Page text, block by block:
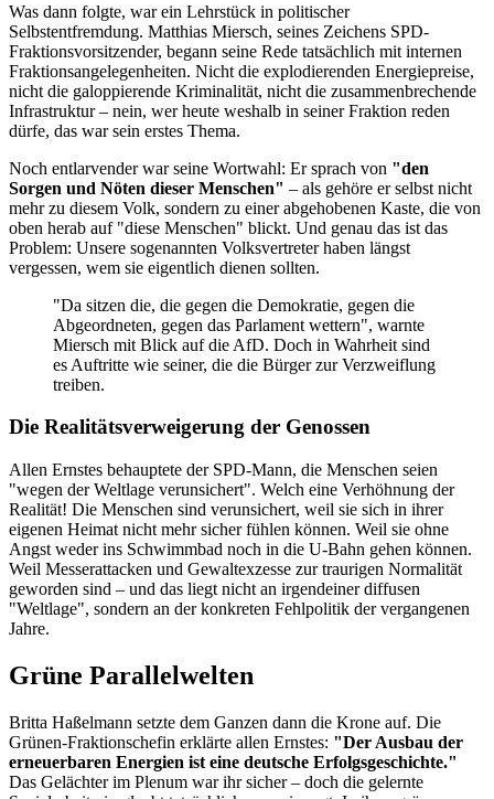
Was dann folgte, war ein Lehrstück in politischer
Selbstentfremdung. Matthias Miersch, seines Zeichens SPD-
Fraktionsvorsitzender, begann seine Rede tatsächlich mit internen
Fraktionsangelegenheiten. Nicht die explodierenden Energiepreise,
nicht die galoppierende Kriminalität, nicht die zusammenbrechende
Infrastruktur – nein, wer heute weshalb in seiner Fraktion reden
dürfe, das war sein erstes Thema.
Noch entlarvender war seine Wortwahl: Er sprach von "den
Sorgen und Nöten dieser Menschen" – als gehöre er selbst nicht
mehr zu diesem Volk, sondern zu einer abgehobenen Kaste, die von
oben herab auf "diese Menschen" blickt. Und genau das ist das
Problem: Unsere sogenannten Volksvertreter haben längst
vergessen, wem sie eigentlich dienen sollten.
"Da sitzen die, die gegen die Demokratie, gegen die
Abgeordneten, gegen das Parlament wettern", warnte
Miersch mit Blick auf die AfD. Doch in Wahrheit sind
es Auftritte wie seiner, die die Bürger zur Verzweiflung
treiben.
Die Realitätsverweigerung der Genossen
Allen Ernstes behauptete der SPD-Mann, die Menschen seien
"wegen der Weltlage verunsichert". Welch eine Verhöhnung der
Realität! Die Menschen sind verunsichert, weil sie sich in ihrer
eigenen Heimat nicht mehr sicher fühlen können. Weil sie ohne
Angst weder ins Schwimmbad noch in die U-Bahn gehen können.
Weil Messerattacken und Gewaltexzesse zur traurigen Normalität
geworden sind – und das liegt nicht an irgendeiner diffusen
"Weltlage", sondern an der konkreten Fehlpolitik der vergangenen
Jahre.
Grüne Parallelwelten
Britta Haßelmann setzte dem Ganzen dann die Krone auf. Die
Grünen-Fraktionschefin erklärte allen Ernstes: "Der Ausbau der
erneuerbaren Energien ist eine deutsche Erfolgsgeschichte."
Das Gelächter im Plenum war ihr sicher – doch die gelernte